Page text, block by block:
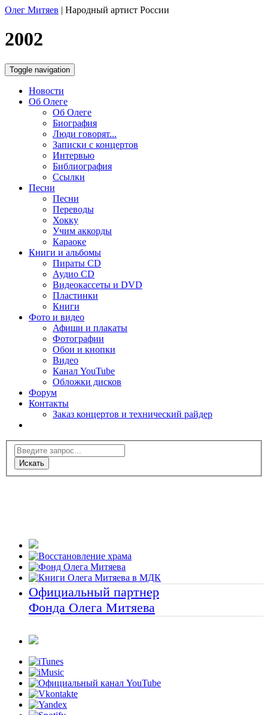
Олег Митяев | Народный артист России
2002
Toggle navigation
Новости
Об Олеге
Об Олеге
Биография
Люди говорят...
Записки с концертов
Интервью
Библиография
Ссылки
Песни
Песни
Переводы
Хокку
Учим аккорды
Караоке
Книги и альбомы
Пираты CD
Аудио CD
Видеокассеты и DVD
Пластинки
Книги
Фото и видео
Афиши и плакаты
Фотографии
Обои и кнопки
Видео
Канал YouTube
Обложки дисков
Форум
Контакты
Заказ концертов и технический райдер
Искать
Официальный партнер
Фонда Олега Митяева